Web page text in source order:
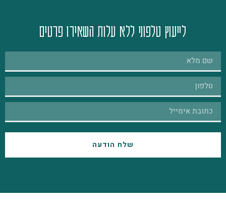
לייעוץ טלפוני ללא עלות השאירו פרטים
שלח הודעה